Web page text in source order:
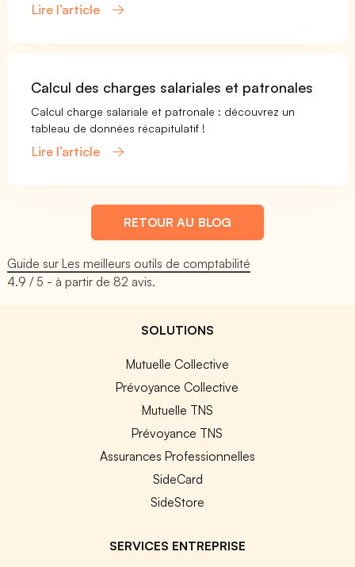
Lire l’article
Calcul des charges salariales et patronales
Calcul charge salariale et patronale : découvrez un
tableau de données récapitulatif !
Lire l’article
RETOUR AU BLOG
Guide sur Les meilleurs outils de comptabilité
4.9 / 5 - à partir de 82 avis.
SOLUTIONS
Mutuelle Collective
Prévoyance Collective
Mutuelle TNS
Prévoyance TNS
Assurances Professionnelles
SideCard
SideStore
SERVICES ENTREPRISE